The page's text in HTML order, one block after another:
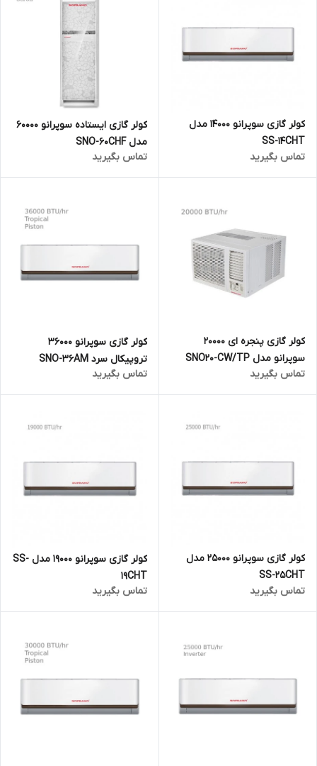
کولر گازی سوپرانو 14000 مدل
SS-14CHT
تماس بگیرید
کولر گازی ایستاده سوپرانو 60000
مدل SNO-60CHF
تماس بگیرید
کولر گازی پنجره ای 20000
سوپرانو مدل SNO20-CW/TP
تماس بگیرید
کولر گازی سوپرانو 36000
تروپیکال سرد SNO-36AM
تماس بگیرید
کولر گازی سوپرانو 25000 مدل
SS-25CHT
تماس بگیرید
کولر گازی سوپرانو 19000 مدل SS-
19CHT
تماس بگیرید